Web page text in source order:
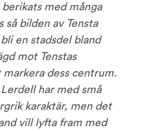
med många
så bilden av Tensta
en stadsdel bland
mot Tenstas
dess centrum.
har med små
karaktär, men det
vill lyfta fram med